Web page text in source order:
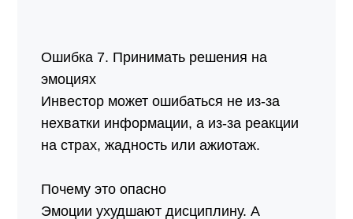
Ошибка 7. Принимать решения на
эмоциях
Инвестор может ошибаться не из-за
нехватки информации, а из-за реакции
на страх, жадность или ажиотаж.
Почему это опасно
Эмоции ухудшают дисциплину. А